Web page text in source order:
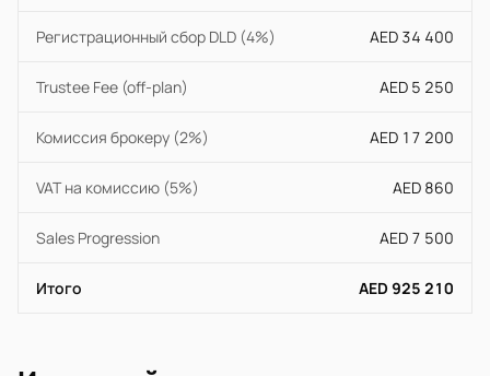
Регистрационный сбор DLD (4%) AED 34 400
Trustee Fee (off-plan) AED 5 250
Комиссия брокеру (2%) AED 17 200
VAT на комиссию (5%) AED 860
Sales Progression AED 7 500
Итого AED 925 210